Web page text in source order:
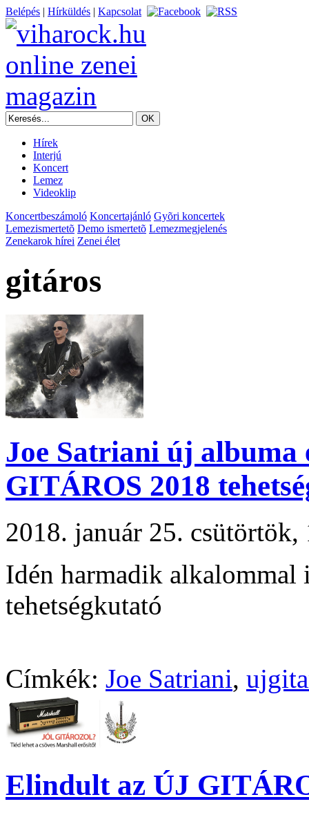
Belépés | Hírküldés | Kapcsolat
Hírek
Interjú
Koncert
Lemez
Videoklip
Koncertbeszámoló Koncertajánló Gyõri koncertek
Lemezismertetõ Demo ismertetõ Lemezmegjelenés
Zenekarok hírei Zenei élet
gitáros
Joe Satriani új albuma
GITÁROS 2018
2018. január 25.
Idén harmadik
tehetségkutató
Címkék: Joe Satriani,
Elindult az ÚJ